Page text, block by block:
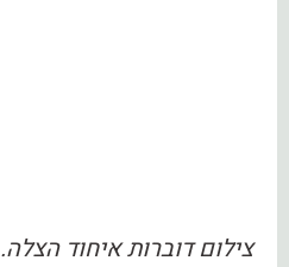
צילום דוברות איחוד הצלה.